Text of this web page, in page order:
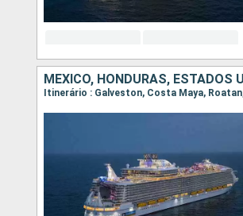
MÉXICO, HONDURAS, ESTADOS
Itinerário : Galveston, Costa Maya,